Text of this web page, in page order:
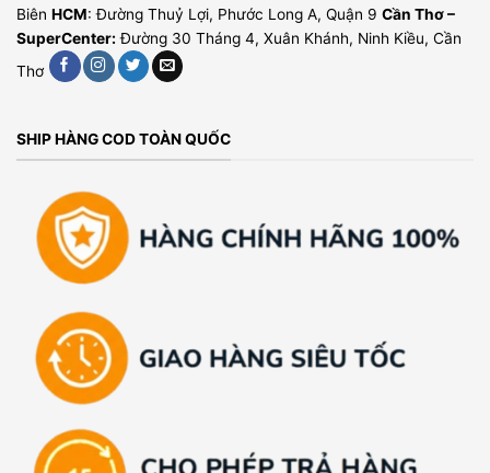
Biên HCM: Đường Thuỷ Lợi, Phước Long A, Quận 9 Cần Thơ –
SuperCenter: Đường 30 Tháng 4, Xuân Khánh, Ninh Kiều, Cần
Thơ
SHIP HÀNG COD TOÀN QUỐC